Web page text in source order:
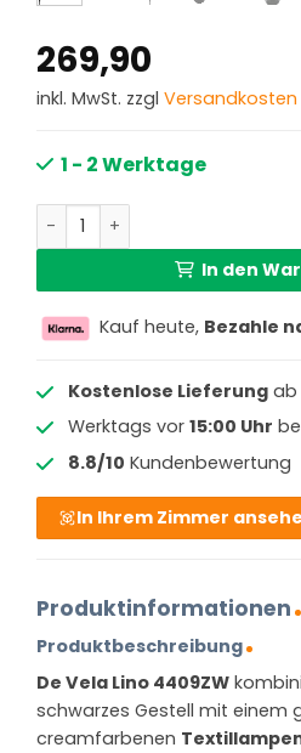
269,90
inkl. MwSt. zzgl Versandkosten
1 - 2 Werktage
Schwarze Bogen
In den
Kauf heute, Bezahle
Kostenlose Lieferungab
Werktags vor 15:00 Uhr
8.8/10 Kundenbewertung
In Ihrem Zimmer
Produktinformationen
Produktbeschreibung
De Vela Lino 4409ZW
schwarzes Gestell mit einem
creamfarbenen